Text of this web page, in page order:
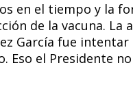
en el tiempo y la
de la vacuna. La
García fue
Eso el Presidente